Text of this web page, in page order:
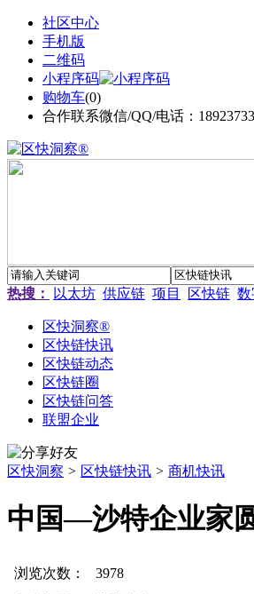
社区中心
手机版
二维码
小程序码
购物车(0)
合作联系微信/QQ/电话：
热搜： 以太坊 供应链 项目 区快链 数
区快洞察®
区快链快讯
区快链动态
区快链圈
区快链问答
联盟企业
区快洞察 > 区快链快讯 > 商机快讯
中国—沙特企业家
浏览次数： 3978